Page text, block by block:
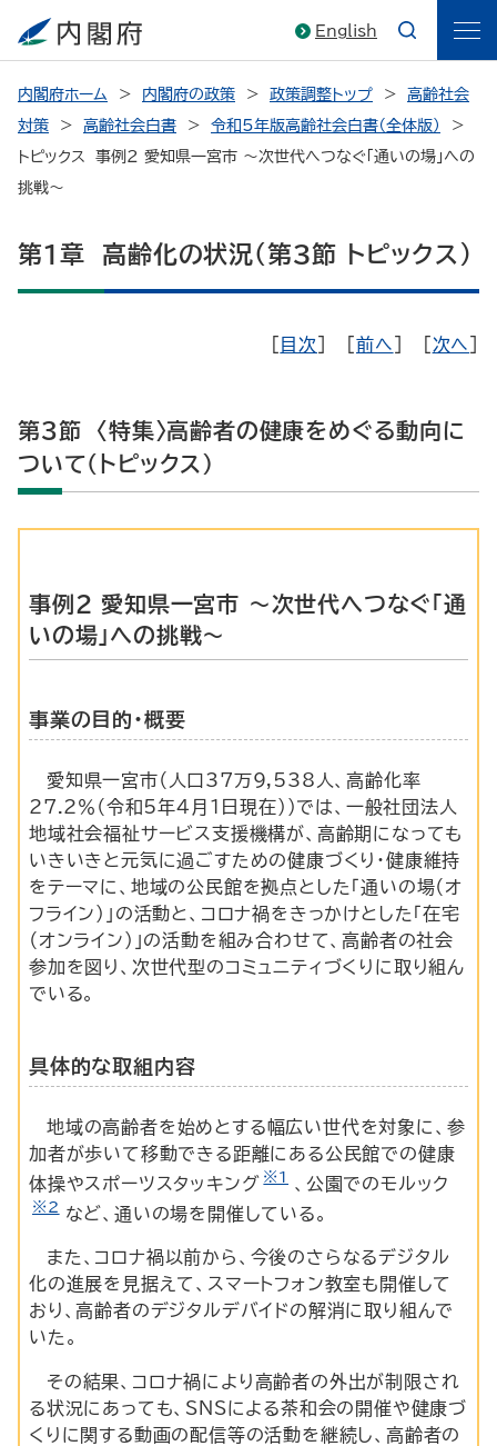
English
内閣府ホーム 内閣府の政策 政策調整トップ
高齢社会
対策
高齢社会白書
令和5年版高齢社会白書（全体版）
トピックス 事例2 愛知県一宮市 ～次世代へつなぐ「通いの場」への
挑戦～
第1章 高齢化の状況（第3節 トピックス）
目次 前へ 次へ
第3節 〈特集〉高齢者の健康をめぐる動向に
ついて（トピックス）
事例2 愛知県一宮市 ～次世代へつなぐ「通
いの場」への挑戦～
事業の目的・概要
愛知県一宮市（人口37万9,538人、高齢化率
27.2％（令和5年4月1日現在））では、一般社団法人
地域社会福祉サービス支援機構が、高齢期になっても
いきいきと元気に過ごすための健康づくり・健康維持
をテーマに、地域の公民館を拠点とした「通いの場（オ
フライン）」の活動と、コロナ禍をきっかけとした「在宅
（オンライン）」の活動を組み合わせて、高齢者の社会
参加を図り、次世代型のコミュニティづくりに取り組ん
でいる。
具体的な取組内容
地域の高齢者を始めとする幅広い世代を対象に、参
加者が歩いて移動できる距離にある公民館での健康
体操やスポーツスタッキング ※1 、公園でのモルック
※2 など、通いの場を開催している。
また、コロナ禍以前から、今後のさらなるデジタル
化の進展を見据えて、スマートフォン教室も開催して
おり、高齢者のデジタルデバイドの解消に取り組んで
いた。
その結果、コロナ禍により高齢者の外出が制限され
る状況にあっても、 SNSによる茶和会の開催や健康づ
くりに関する動画の配信等の活動を継続し、高齢者の